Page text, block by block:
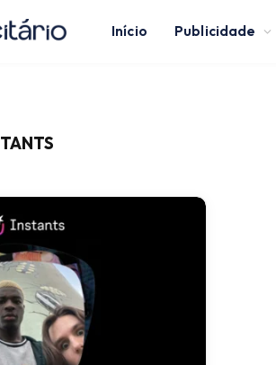
Início Publicidade